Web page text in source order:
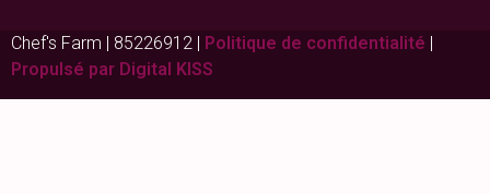
Chef's Farm | 85226912 | Politique de confidentialité
Propulsé par Digital KISS